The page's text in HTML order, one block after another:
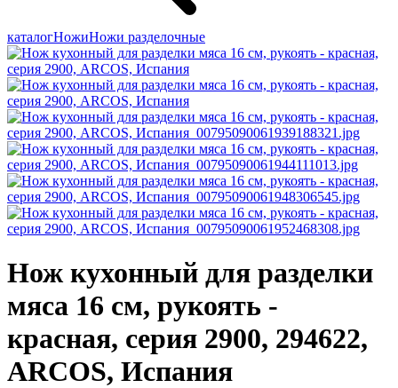
каталогНожиНожи разделочные
Нож кухонный для разделки
мяса 16 см, рукоять -
красная, серия 2900, 294622,
ARCOS, Испания